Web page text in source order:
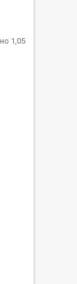
1,05